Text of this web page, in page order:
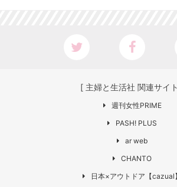
[ 主婦と生活社 関連サイ
週刊女性PRIME
PASH! PLUS
ar web
CHANTO
日本×アウトドア【cazual】